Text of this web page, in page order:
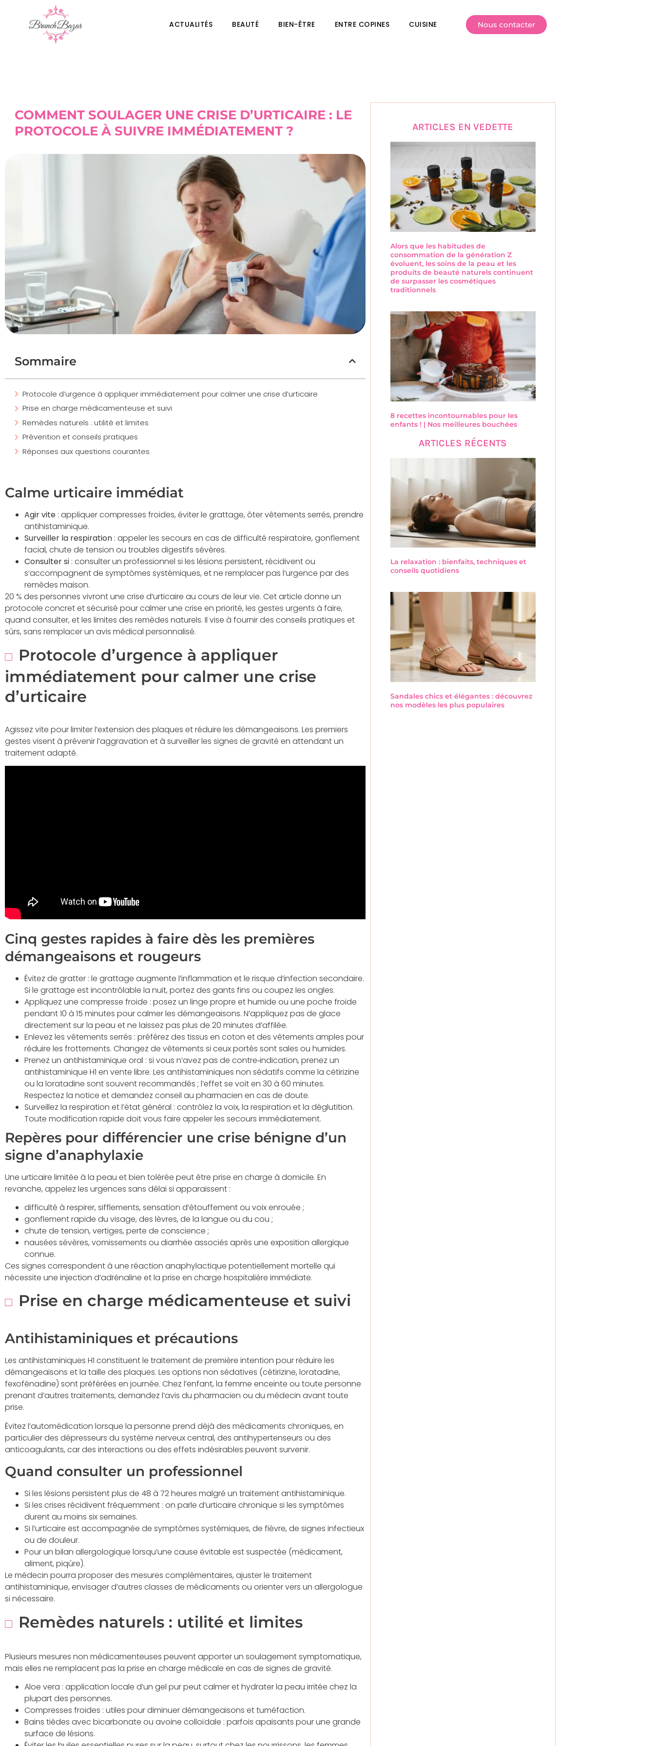
ACTUALITÉS BEAUTÉ BIEN-ÊTRE ENTRE COPINES CUISINE Nous contacter
COMMENT SOULAGER UNE CRISE D’URTICAIRE : LE
PROTOCOLE À SUIVRE IMMÉDIATEMENT ?
Sommaire
Protocole d’urgence à appliquer immédiatement pour calmer une crise d’urticaire
Prise en charge médicamenteuse et suivi
Remèdes naturels : utilité et limites
Prévention et conseils pratiques
Réponses aux questions courantes
Calme urticaire immédiat
Agir vite : appliquer compresses froides, éviter le grattage, ôter vêtements serrés, prendre
antihistaminique.
Surveiller la respiration : appeler les secours en cas de difficulté respiratoire, gonflement
facial, chute de tension ou troubles digestifs sévères.
Consulter si : consulter un professionnel si les lésions persistent, récidivent ou
s’accompagnent de symptômes systémiques, et ne remplacer pas l’urgence par des
remèdes maison.
20 % des personnes vivront une crise d’urticaire au cours de leur vie. Cet article donne un
protocole concret et sécurisé pour calmer une crise en priorité, les gestes urgents à faire,
quand consulter, et les limites des remèdes naturels. Il vise à fournir des conseils pratiques et
sûrs, sans remplacer un avis médical personnalisé.
Protocole d’urgence à appliquer
immédiatement pour calmer une crise
d’urticaire
Agissez vite pour limiter l’extension des plaques et réduire les démangeaisons. Les premiers
gestes visent à prévenir l’aggravation et à surveiller les signes de gravité en attendant un
traitement adapté.
Cinq gestes rapides à faire dès les premières
démangeaisons et rougeurs
Évitez de gratter : le grattage augmente l’inflammation et le risque d’infection secondaire.
Si le grattage est incontrôlable la nuit, portez des gants fins ou coupez les ongles.
Appliquez une compresse froide : posez un linge propre et humide ou une poche froide
pendant 10 à 15 minutes pour calmer les démangeaisons. N’appliquez pas de glace
directement sur la peau et ne laissez pas plus de 20 minutes d’affilée.
Enlevez les vêtements serrés : préférez des tissus en coton et des vêtements amples pour
réduire les frottements. Changez de vêtements si ceux portés sont sales ou humides.
Prenez un antihistaminique oral : si vous n’avez pas de contre‑indication, prenez un
antihistaminique H1 en vente libre. Les antihistaminiques non sédatifs comme la cétirizine
ou la loratadine sont souvent recommandés ; l’effet se voit en 30 à 60 minutes.
Respectez la notice et demandez conseil au pharmacien en cas de doute.
Surveillez la respiration et l’état général : contrôlez la voix, la respiration et la déglutition.
Toute modification rapide doit vous faire appeler les secours immédiatement.
Repères pour différencier une crise bénigne d’un
signe d’anaphylaxie
Une urticaire limitée à la peau et bien tolérée peut être prise en charge à domicile. En
revanche, appelez les urgences sans délai si apparaissent :
difficulté à respirer, sifflements, sensation d’étouffement ou voix enrouée ;
gonflement rapide du visage, des lèvres, de la langue ou du cou ;
chute de tension, vertiges, perte de conscience ;
nausées sévères, vomissements ou diarrhée associés après une exposition allergique
connue.
Ces signes correspondent à une réaction anaphylactique potentiellement mortelle qui
nécessite une injection d’adrénaline et la prise en charge hospitalière immédiate.
Prise en charge médicamenteuse et suivi
Antihistaminiques et précautions
Les antihistaminiques H1 constituent le traitement de première intention pour réduire les
démangeaisons et la taille des plaques. Les options non sédatives (cétirizine, loratadine,
fexofénadine) sont préférées en journée. Chez l’enfant, la femme enceinte ou toute personne
prenant d’autres traitements, demandez l’avis du pharmacien ou du médecin avant toute
prise.
Évitez l’automédication lorsque la personne prend déjà des médicaments chroniques, en
particulier des dépresseurs du système nerveux central, des antihypertenseurs ou des
anticoagulants, car des interactions ou des effets indésirables peuvent survenir.
Quand consulter un professionnel
Si les lésions persistent plus de 48 à 72 heures malgré un traitement antihistaminique.
Si les crises récidivent fréquemment : on parle d’urticaire chronique si les symptômes
durent au moins six semaines.
Si l’urticaire est accompagnée de symptômes systémiques, de fièvre, de signes infectieux
ou de douleur.
Pour un bilan allergologique lorsqu’une cause évitable est suspectée (médicament,
aliment, piqûre).
Le médecin pourra proposer des mesures complémentaires, ajuster le traitement
antihistaminique, envisager d’autres classes de médicaments ou orienter vers un allergologue
si nécessaire.
Remèdes naturels : utilité et limites
Plusieurs mesures non médicamenteuses peuvent apporter un soulagement symptomatique,
mais elles ne remplacent pas la prise en charge médicale en cas de signes de gravité.
Aloe vera : application locale d’un gel pur peut calmer et hydrater la peau irritée chez la
plupart des personnes.
Compresses froides : utiles pour diminuer démangeaisons et tuméfaction.
Bains tièdes avec bicarbonate ou avoine colloïdale : parfois apaisants pour une grande
surface de lésions.
ARTICLES EN VEDETTE
Alors que les habitudes de
consommation de la génération Z
évoluent, les soins de la peau et les
produits de beauté naturels continuent
de surpasser les cosmétiques
traditionnels
8 recettes incontournables pour les
enfants ! | Nos meilleures bouchées
ARTICLES RÉCENTS
La relaxation : bienfaits, techniques et
conseils quotidiens
Sandales chics et élégantes : découvrez
nos modèles les plus populaires